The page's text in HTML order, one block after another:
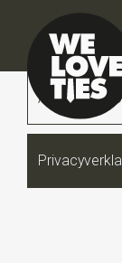
Algemene